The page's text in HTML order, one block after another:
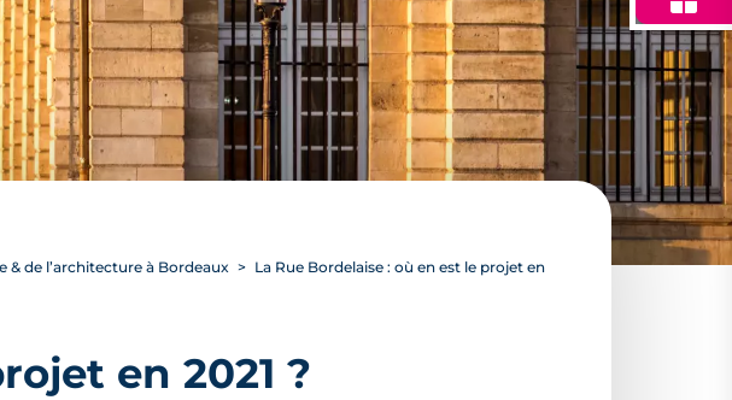
& de l’architecture à Bordeaux La Rue Bordelaise : où en est le projet en
en 2021 ?